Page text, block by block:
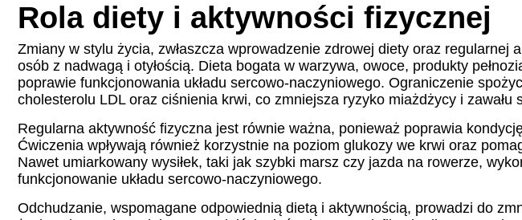
Rola diety i aktywności fizycznej
Zmiany w stylu życia, zwłaszcza wprowadzenie zdrowej diety oraz
osób z nadwagą i otyłością. Dieta bogata w warzywa, owoce, produkty
poprawie funkcjonowania układu sercowo-naczyniowego. Ograniczenie
cholesterolu LDL oraz ciśnienia krwi, co zmniejsza ryzyko miażdżycy i zawału
Regularna aktywność fizyczna jest równie ważna, ponieważ poprawia
Ćwiczenia wpływają również korzystnie na poziom glukozy we krwi oraz
Nawet umiarkowany wysiłek, taki jak szybki marsz czy jazda na rowerze,
funkcjonowanie układu sercowo-naczyniowego.
Odchudzanie, wspomagane odpowiednią dietą i aktywnością, prowadzi do